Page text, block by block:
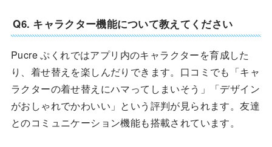
Q6. キャラクター機能について教えてください
Pucre ぷくれではアプリ内のキャラクターを育成した
り、着せ替えを楽しんだりできます。口コミでも「キャ
ラクターの着せ替えにハマってしまいそう」「デザイン
がおしゃれでかわいい」という評判が見られます。友達
とのコミュニケーション機能も搭載されています。